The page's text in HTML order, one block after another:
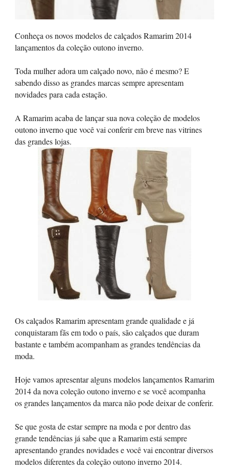
Conheça os novos modelos de calçados Ramarim 2014
lançamentos da coleção outono inverno.
Toda mulher adora um calçado novo, não é mesmo? E
sabendo disso as grandes marcas sempre apresentam
novidades para cada estação.
A Ramarim acaba de lançar sua nova coleção de modelos
outono inverno que você vai conferir em breve nas vitrines
das grandes lojas.
Os calçados Ramarim apresentam grande qualidade e já
conquistaram fãs em todo o país, são calçados que duram
bastante e também acompanham as grandes tendências da
moda.
Hoje vamos apresentar alguns modelos lançamentos Ramarim
2014 da nova coleção outono inverno e se você acompanha
os grandes lançamentos da marca não pode deixar de conferir.
Se que gosta de estar sempre na moda e por dentro das
grande tendências já sabe que a Ramarim está sempre
apresentando grandes novidades e você vai encontrar diversos
modelos diferentes da coleção outono inverno 2014.